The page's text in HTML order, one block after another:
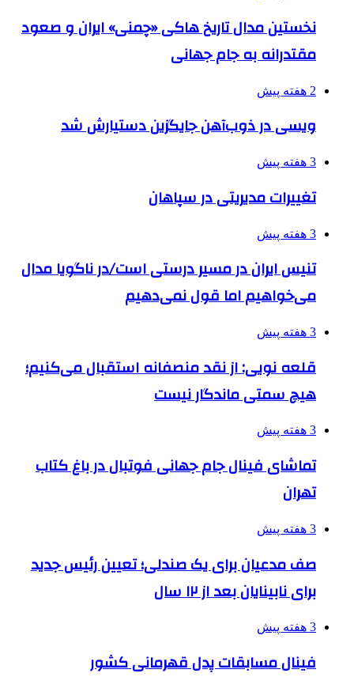
نخستین مدال تاریخ هاکی «چمنی» ایران و صعود
مقتدرانه به جام جهانی
2 هفته پیش
ویسی در ذوب‌آهن جایگزین دستیارش شد
3 هفته پیش
تغییرات مدیریتی در سپاهان
3 هفته پیش
تنیس ایران در مسیر درستی است/در ناگویا مدال
می‌خواهیم اما قول نمی‌دهیم
3 هفته پیش
قلعه نویی: از نقد منصفانه استقبال می‌کنیم؛
هیچ سمتی ماندگار نیست
3 هفته پیش
تماشای فینال جام جهانی فوتبال در باغ کتاب
تهران
3 هفته پیش
صف مدعیان برای یک صندلی؛ تعیین رئیس جدید
برای نابینایان بعد از ۱۲ سال
3 هفته پیش
فینال مسابقات پدل قهرمانی کشور